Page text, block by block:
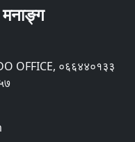
मनाङ्ग
OFFICE, ०६६४४०१३३